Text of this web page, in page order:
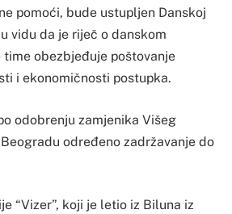
pomoći, bude ustupljen Danskoj
vidu da je riječ o danskom
obezbjeđuje poštovanje
i ekonomičnosti postupka.
odobrenju zamjenika Višeg
određeno zadržavanje do
“Vizer”, koji je letio iz Biluna iz